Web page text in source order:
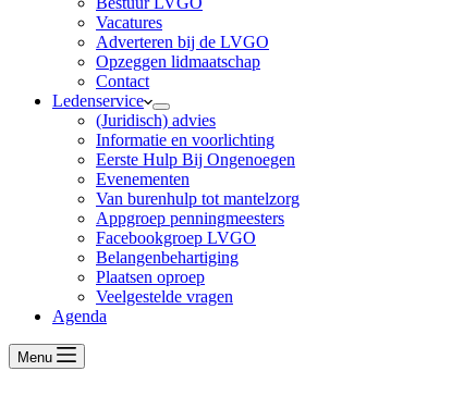
Vacatures
Adverteren bij de LVGO
Opzeggen lidmaatschap
Contact
Ledenservice
(Juridisch) advies
Informatie en voorlichting
Eerste Hulp Bij Ongenoegen
Evenementen
Van burenhulp tot mantelzorg
Appgroep penningmeesters
Facebookgroep LVGO
Belangenbehartiging
Plaatsen oproep
Veelgestelde vragen
Agenda
Menu